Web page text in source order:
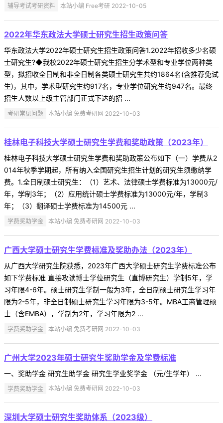
辅导考试考研资料 本站小编 Free考研 2022-10-05
2022年华东政法大学硕士研究生招生政策问答
华东政法大学2022年硕士研究生招生政策问答1.2022年招收多少名硕
士研究生?◆我校2022年硕士研究生招生分学术型和专业学位两种类
型，拟招收全日制和非全日制各类硕士研究生共约1864名(含推荐免试
生)，其中，学术型研究生约917名，专业学位研究生约947名。最终
招生人数以上级主管部门正式下达的招 ...
考研常见问题 本站小编 免费考研网 2022-10-03
桂林电子科技大学硕士研究生学费和奖助政策（2023年）
桂林电子科技大学硕士研究生学费和奖助政策公布如下（一）学费从2
014年秋季学期起，所有纳入全国研究生招生计划的研究生须缴纳学
费。1.全日制硕士研究生：（1）艺术、法律硕士学费标准为13000元/
年，学制3年；（2）应用统计硕士学费标准为13000元/年，学制3
年；（3）翻译硕士学费标准为14500元 ...
学费奖助学金 本站小编 免费考研网 2022-10-03
广西大学硕士研究生学费标准及奖助办法（2023年）
从广西大学研究生院获悉，2023年广西大学硕士研究生学费标准公布
如下学费标准 直接攻读博士学位研究生（直博研究生）学制5年，学
习年限4-6年。硕士研究生学制一般为3年，全日制硕士研究生学习年
限为2-5年，非全日制硕士研究生学习年限为3-5年。MBA工商管理硕
士（含EMBA），学制为2年，学习年限为2 ...
学费奖助学金 本站小编 免费考研网 2022-10-03
广州大学2023年硕士研究生奖助学金及学费标准
一、奖助学金 研究生助学金 研究生学业奖学金 （元/生学年） ...
学费奖助学金 本站小编 免费考研网 2022-10-03
深圳大学硕士研究生奖助体系（2023级）